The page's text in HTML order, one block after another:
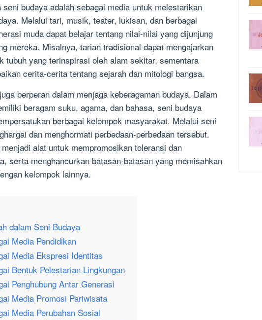
budaya adalah sebagai media untuk melestarikan
Melalui tari, musik, teater, lukisan, dan berbagai
muda dapat belajar tentang nilai-nilai yang dijunjung
mereka. Misalnya, tarian tradisional dapat mengajarkan
tubuh yang terinspirasi oleh alam sekitar, sementara
cerita-cerita tentang sejarah dan mitologi bangsa.
berperan dalam menjaga keberagaman budaya. Dalam
beragam suku, agama, dan bahasa, seni budaya
berbagai kelompok masyarakat. Melalui seni
dan menghormati perbedaan-perbedaan tersebut.
alat untuk mempromosikan toleransi dan
serta menghancurkan batasan-batasan yang memisahkan
kelompok lainnya.
dalam Seni Budaya
Media Pendidikan
Media Ekspresi Identitas
Bentuk Pelestarian Lingkungan
Penghubung Antar Generasi
Media Promosi Pariwisata
Media Perubahan Sosial